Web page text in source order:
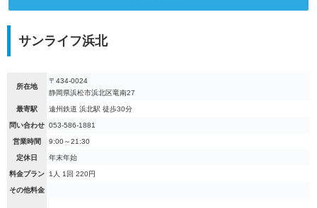
サンライフ浜北
所在地
〒434-0024
静岡県浜松市浜北区竜南27
最寄駅 遠州鉄道 浜北駅 徒歩30分
問い合わせ 053-586-1881
営業時間 9:00～21:30
定休日 年末年始
料金プラン 1人 1回 220円
その他料金